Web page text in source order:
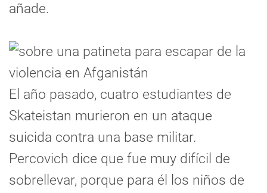
añade.
El año pasado, cuatro estudiantes de
Skateistan murieron en un ataque
suicida contra una base militar.
Percovich dice que fue muy difícil de
sobrellevar, porque para él los niños de